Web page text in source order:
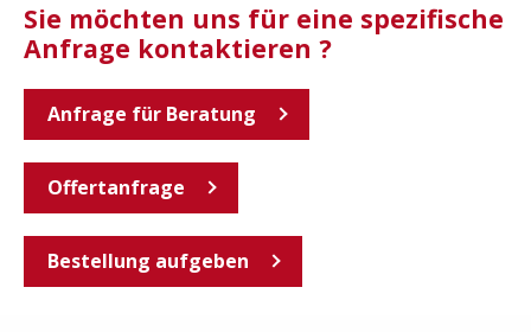
Sie möchten uns für eine spezifische
Anfrage kontaktieren ?
Anfrage für Beratung
Offertanfrage
Bestellung aufgeben